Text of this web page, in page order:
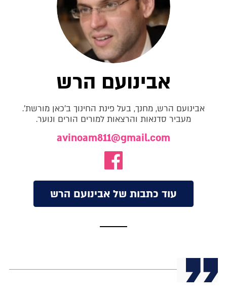
אבינועם הרש
אבינועם הרש, מחנך, בעל פינת החינוך ב'כאן מורשת'.
מעביר סדנאות והרצאות למורים הורים ונוער.
avinoam811@gmail.com
עוד כתבות של אבינועם הרש